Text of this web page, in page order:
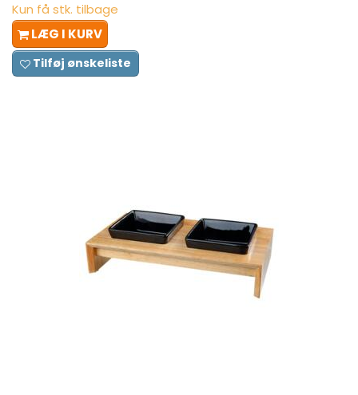
Kun få stk. tilbage
LÆG I KURV
Tilføj ønskeliste